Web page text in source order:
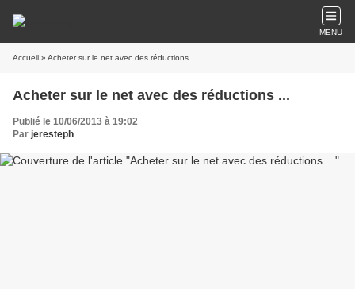
MENU
Accueil » Acheter sur le net avec des réductions ...
Acheter sur le net avec des réductions ...
Publié le 10/06/2013 à 19:02
Par jeresteph